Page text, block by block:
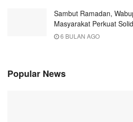
Sambut Ramadan,
Masyarakat Perkuat
6 BULAN AGO
Popular News